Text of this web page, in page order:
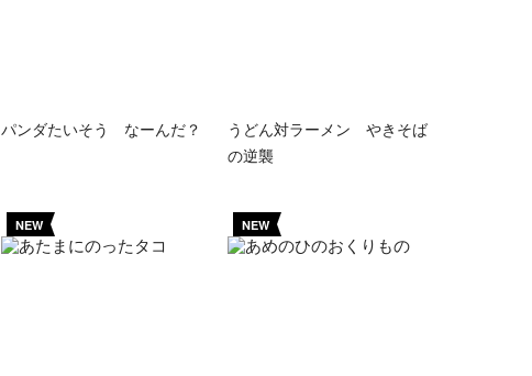
パンダたいそう なーんだ？
うどん対ラーメン やきそば
の逆襲
NEW NEW